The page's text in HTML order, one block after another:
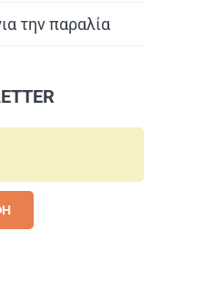
την παραλία